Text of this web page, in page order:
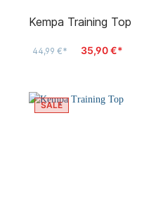
Kempa Training Top
44,99 €* 35,90 €*
SALE